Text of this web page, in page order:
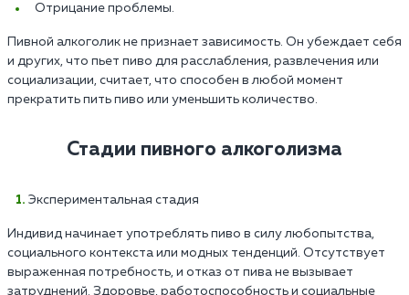
Отрицание проблемы.
Пивной алкоголик не признает зависимость. Он убеждает себя
и других, что пьет пиво для расслабления, развлечения или
социализации, считает, что способен в любой момент
прекратить пить пиво или уменьшить количество.
Стадии пивного алкоголизма
Экспериментальная стадия
Индивид начинает употреблять пиво в силу любопытства,
социального контекста или модных тенденций. Отсутствует
выраженная потребность, и отказ от пива не вызывает
затруднений. Здоровье, работоспособность и социальные